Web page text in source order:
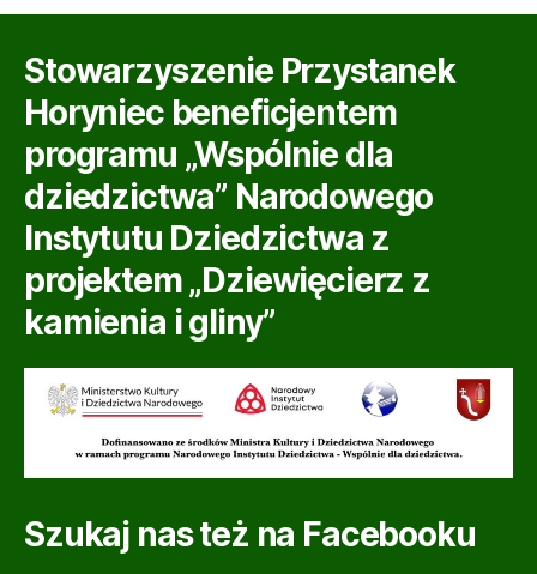
Stowarzyszenie Przystanek
Horyniec beneficjentem
programu „Wspólnie dla
dziedzictwa” Narodowego
Instytutu Dziedzictwa z
projektem „Dziewięcierz z
kamienia i gliny”
Szukaj nas też na Facebooku